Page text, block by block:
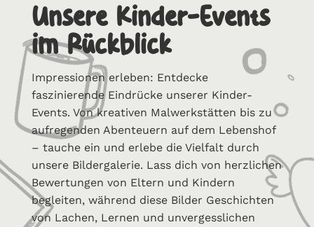
Unsere Kinder-Events
im Rückblick
Impressionen erleben: Entdecke
faszinierende Eindrücke unserer Kinder-
Events. Von kreativen Malwerkstätten bis zu
aufregenden Abenteuern auf dem Lebenshof
– tauche ein und erlebe die Vielfalt durch
unsere Bildergalerie. Lass dich von herzlichen
Bewertungen von Eltern und Kindern
begleiten, während diese Bilder Geschichten
von Lachen, Lernen und unvergesslichen